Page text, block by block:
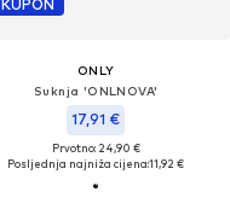
KUPON
ONLY
Suknja 'ONLNOVA'
17,91 €
Prvotno: 24,90 €
Posljednja najniža cijena:11,92 €